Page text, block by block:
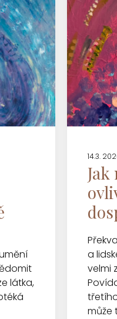
látka,
14.3.
Jak
a
velmi
může